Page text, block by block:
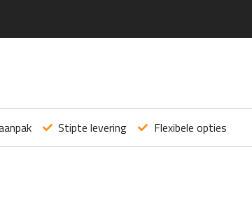
Stipte levering Flexibele opties